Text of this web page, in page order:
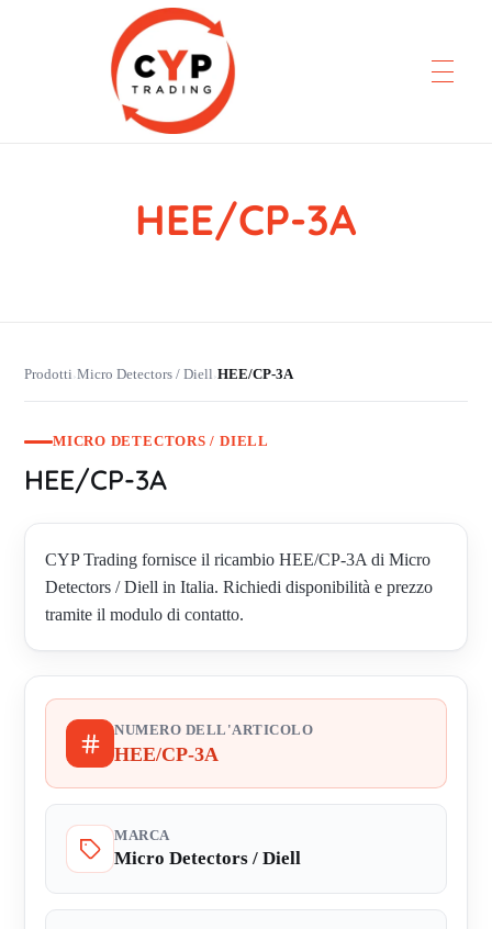
CYP Trading
HEE/CP-3A
Prodotti›Micro Detectors / Diell›HEE/CP-3A
MICRO DETECTORS / DIELL
HEE/CP-3A
CYP Trading fornisce il ricambio HEE/CP-3A di Micro
Detectors / Diell in Italia. Richiedi disponibilità e prezzo
tramite il modulo di contatto.
NUMERO DELL'ARTICOLO
HEE/CP-3A
MARCA
Micro Detectors / Diell